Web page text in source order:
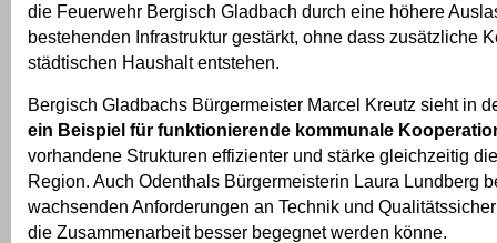
die Feuerwehr Bergisch Gladbach durch eine höhere
bestehenden Infrastruktur gestärkt, ohne dass zusätzliche
städtischen Haushalt entstehen.
Bergisch Gladbachs Bürgermeister Marcel Kreutz sieht in
ein Beispiel für funktionierende kommunale
vorhandene Strukturen effizienter und stärke gleichzeitig
Region. Auch Odenthals Bürgermeisterin Laura Lundberg
wachsenden Anforderungen an Technik und
die Zusammenarbeit besser begegnet werden könne.